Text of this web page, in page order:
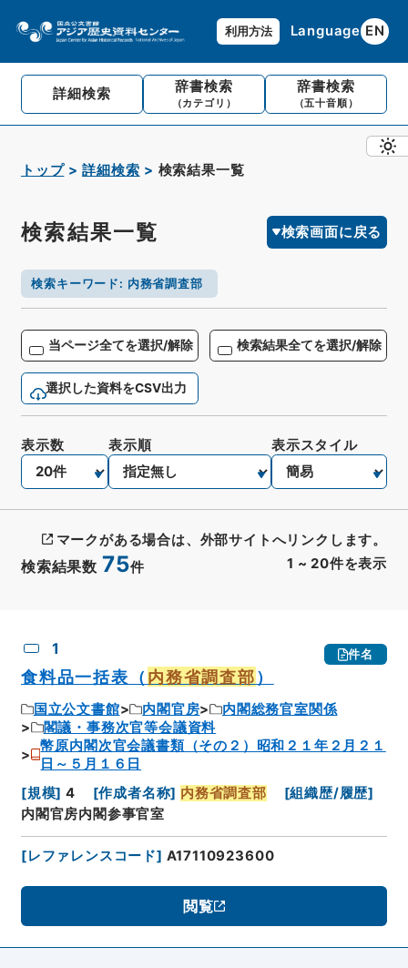
利用方法 Language EN
詳細検索 辞書検索
（カテゴリ）
辞書検索
（五十音順）
トップ 詳細検索 検索結果一覧
検索結果一覧 検索画面に戻る
検索キーワード : 内務省調査部
当ページ全てを選択/解除 検索結果全てを選択/解除
選択した資料をCSV出力
検索結果数 75件 1 ~ 20件を表示
表示数 表示順 表示スタイル
マークがある場合は、外部サイトへリンクします。
1 件名
食料品一括表（ 内務省調査部）
国立公文書館 内閣官房
内閣総務官室関係
閣議・事務次官等会議資料
幣原内閣次官会議書類（その２）昭和２１年２月２１
日～５月１６日
[規模] 4 [作成者名称] 内務省調査部 [組織歴/履歴]
内閣官房内閣参事官室
[レファレンスコード] A17110923600
閲覧